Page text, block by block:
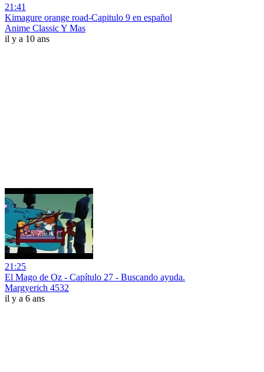
21:41
Kimagure orange road-Capitulo 9 en español
Anime Classic Y Mas
il y a 10 ans
21:25
El Mago de Oz - Capítulo 27 - Buscando ayuda.
Margyerich 4532
il y a 6 ans